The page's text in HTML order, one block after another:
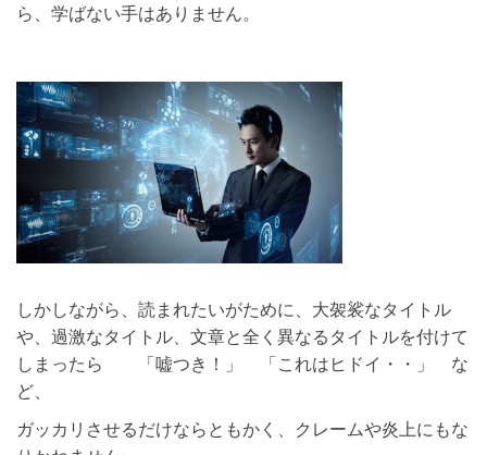
ら、学ばない手はありません。
しかしながら、読まれたいがために、大袈裟なタイトル
や、過激なタイトル、文章と全く異なるタイトルを付けて
しまったら 「嘘つき！」 「これはヒドイ・・」 な
ど、
ガッカリさせるだけならともかく、クレームや炎上にもな